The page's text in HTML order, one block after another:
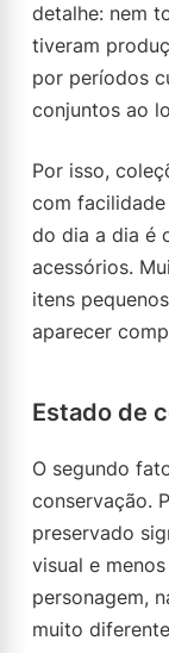
detalhe: nem
tiveram
por períodos
conjuntos ao
Por isso,
com
do dia a dia é
acessórios.
itens
aparecer
Estado de
O segundo
conservação.
preservado
visual e
personagem,
muito